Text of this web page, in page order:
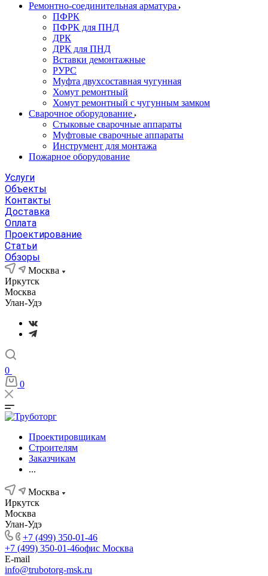
Ремонтно-соединительная арматура
ПФРК
ПФРК для ПНД
ДРК
ДРК для ПНД
Вставки демонтажные
РУРС
Муфта двухсоставная чугунная
Хомут ремонтный
Хомут ремонтный с чугунным замком
Сварочное оборудование
Стыковые сварочные аппараты
Муфтовые сварочные аппараты
Инструмент для монтажа
Пожарное оборудование
Услуги
Объекты
Контакты
Доставка
Оплата
Проектирование
Статьи
Обзоры
Москва
Иркутск
Москва
Улан-Удэ
0
0
Проектировщикам
Строителям
Заказчикам
...
Москва
Иркутск
Москва
Улан-Удэ
+7 (499) 350-01-46
+7 (499) 350-01-46офис Москва
E-mail
info@trubotorg-msk.ru